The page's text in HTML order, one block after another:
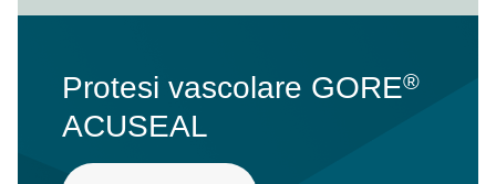
Protesi vascolare GORE®
ACUSEAL